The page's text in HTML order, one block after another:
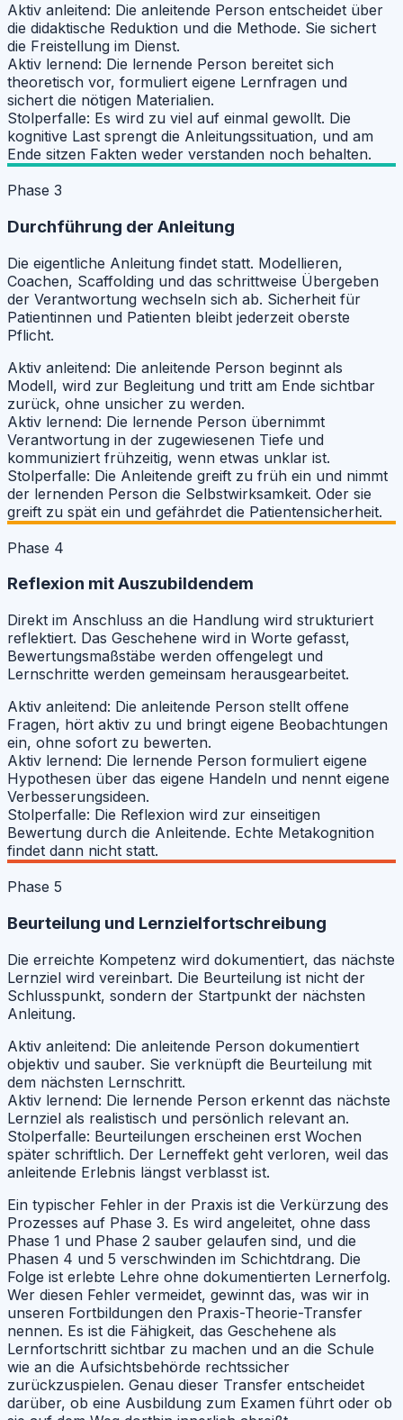
Aktiv anleitend: Die anleitende Person entscheidet über
die didaktische Reduktion und die Methode. Sie sichert
die Freistellung im Dienst.
Aktiv lernend: Die lernende Person bereitet sich
theoretisch vor, formuliert eigene Lernfragen und
sichert die nötigen Materialien.
Stolperfalle: Es wird zu viel auf einmal gewollt. Die
kognitive Last sprengt die Anleitungssituation, und am
Ende sitzen Fakten weder verstanden noch behalten.
Phase 3
Durchführung der Anleitung
Die eigentliche Anleitung findet statt. Modellieren,
Coachen, Scaffolding und das schrittweise Übergeben
der Verantwortung wechseln sich ab. Sicherheit für
Patientinnen und Patienten bleibt jederzeit oberste
Pflicht.
Aktiv anleitend: Die anleitende Person beginnt als
Modell, wird zur Begleitung und tritt am Ende sichtbar
zurück, ohne unsicher zu werden.
Aktiv lernend: Die lernende Person übernimmt
Verantwortung in der zugewiesenen Tiefe und
kommuniziert frühzeitig, wenn etwas unklar ist.
Stolperfalle: Die Anleitende greift zu früh ein und nimmt
der lernenden Person die Selbstwirksamkeit. Oder sie
greift zu spät ein und gefährdet die Patientensicherheit.
Phase 4
Reflexion mit Auszubildendem
Direkt im Anschluss an die Handlung wird strukturiert
reflektiert. Das Geschehene wird in Worte gefasst,
Bewertungsmaßstäbe werden offengelegt und
Lernschritte werden gemeinsam herausgearbeitet.
Aktiv anleitend: Die anleitende Person stellt offene
Fragen, hört aktiv zu und bringt eigene Beobachtungen
ein, ohne sofort zu bewerten.
Aktiv lernend: Die lernende Person formuliert eigene
Hypothesen über das eigene Handeln und nennt eigene
Verbesserungsideen.
Stolperfalle: Die Reflexion wird zur einseitigen
Bewertung durch die Anleitende. Echte Metakognition
findet dann nicht statt.
Phase 5
Beurteilung und Lernzielfortschreibung
Die erreichte Kompetenz wird dokumentiert, das nächste
Lernziel wird vereinbart. Die Beurteilung ist nicht der
Schlusspunkt, sondern der Startpunkt der nächsten
Anleitung.
Aktiv anleitend: Die anleitende Person dokumentiert
objektiv und sauber. Sie verknüpft die Beurteilung mit
dem nächsten Lernschritt.
Aktiv lernend: Die lernende Person erkennt das nächste
Lernziel als realistisch und persönlich relevant an.
Stolperfalle: Beurteilungen erscheinen erst Wochen
später schriftlich. Der Lerneffekt geht verloren, weil das
anleitende Erlebnis längst verblasst ist.
Ein typischer Fehler in der Praxis ist die Verkürzung des
Prozesses auf Phase 3. Es wird angeleitet, ohne dass
Phase 1 und Phase 2 sauber gelaufen sind, und die
Phasen 4 und 5 verschwinden im Schichtdrang. Die
Folge ist erlebte Lehre ohne dokumentierten Lernerfolg.
Wer diesen Fehler vermeidet, gewinnt das, was wir in
unseren Fortbildungen den Praxis-Theorie-Transfer
nennen. Es ist die Fähigkeit, das Geschehene als
Lernfortschritt sichtbar zu machen und an die Schule
wie an die Aufsichtsbehörde rechtssicher
zurückzuspielen. Genau dieser Transfer entscheidet
darüber, ob eine Ausbildung zum Examen führt oder ob